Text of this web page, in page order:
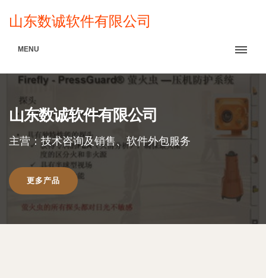
山东数诚软件有限公司
MENU
山东数诚软件有限公司
主营：技术咨询及销售、软件外包服务
更多产品